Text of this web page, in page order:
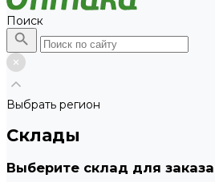
Поиск
Выбрать регион
Склады
Выберите склад для заказа